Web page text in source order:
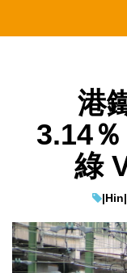
港
3.14
綠
|Hin|